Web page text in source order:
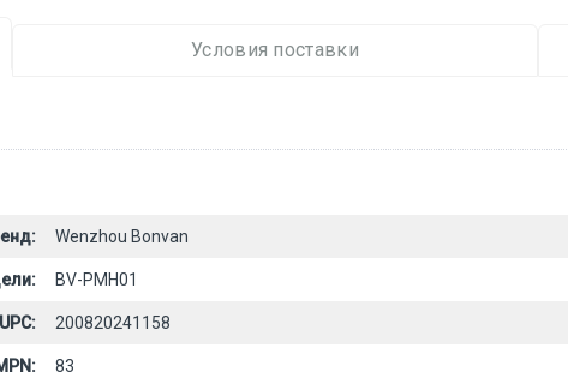
Условия поставки
Wenzhou Bonvan
BV-PMH01
UPC: 200820241158
83